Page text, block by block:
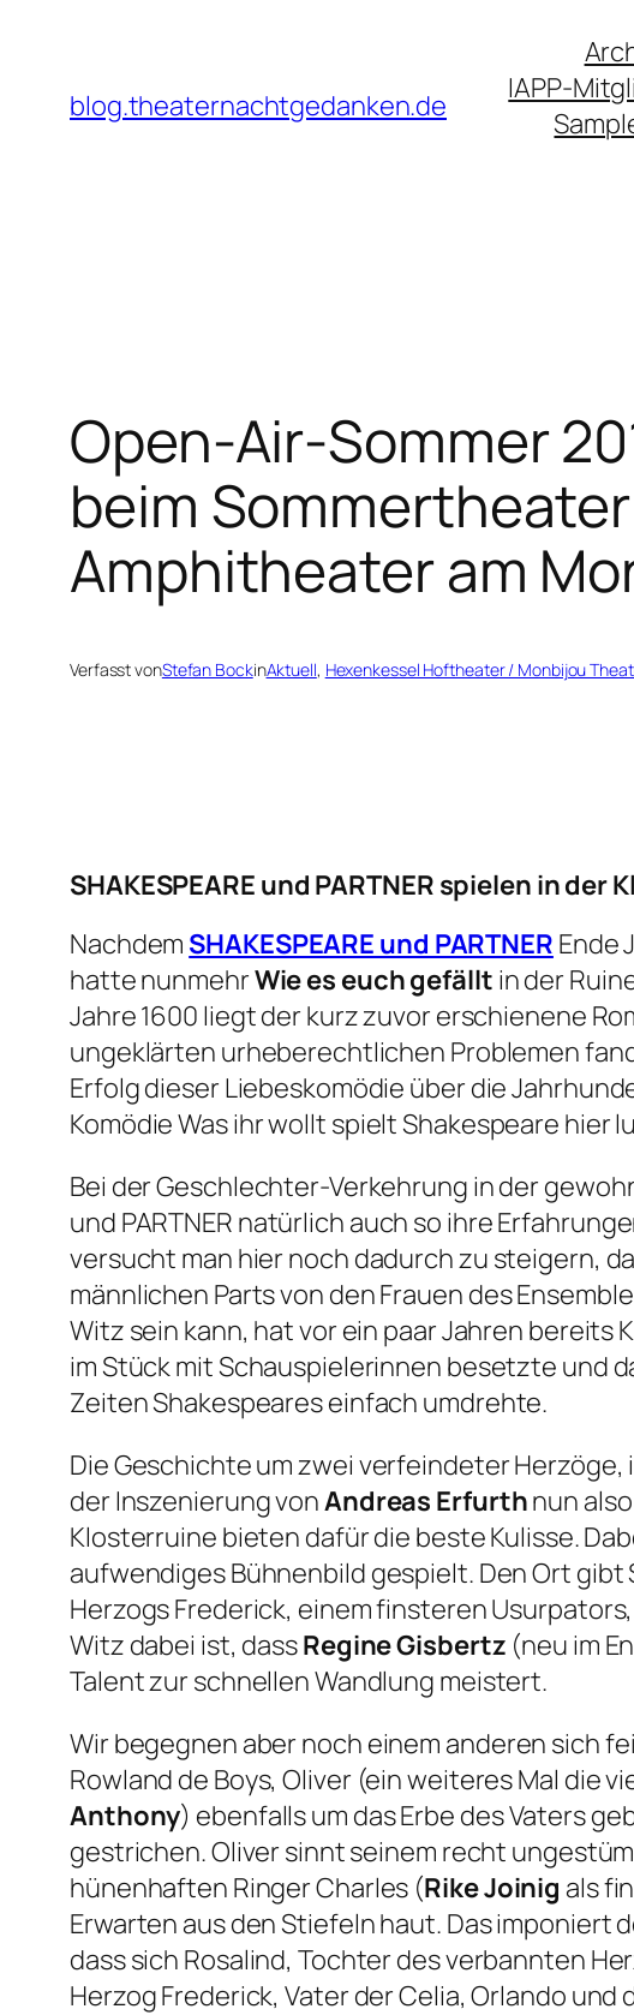
springenblog.theaternachtgedanken.de
IAPP-
Open-Air-Sommer
beim
Amphitheater am
Verfasst vonStefan BockinAktuell, Hexenkessel Hoftheater / Monbijou
SHAKESPEARE und PARTNER spielen in der
Nachdem SHAKESPEARE und PARTNER Ende
hatte nunmehrWie es euch gefällt in der
Jahre 1600 liegt der kurz zuvor erschienene
ungeklärten urheberechtlichen Problemen
Erfolg dieser Liebeskomödie über die
KomödieWas ihr wollt spielt Shakespeare hier
Bei der Geschlechter-Verkehrung in der
und PARTNER natürlich auch so ihre
versucht man hier noch dadurch zu steigern,
männlichen Parts von den Frauen des
Witz sein kann, hat vor ein paar Jahren bereits
im Stück mit Schauspielerinnen besetzte und
Zeiten Shakespeares einfach umdrehte.
Die Geschichte um zwei verfeindeter
der Inszenierung vonAndreas Erfurthnun
Klosterruine bieten dafür die beste Kulisse.
aufwendiges Bühnenbild gespielt. Den Ort
Herzogs Frederick, einem finsteren
Witz dabei ist, dassRegine Gisbertz (neu im
Talent zur schnellen Wandlung meistert.
Wir begegnen aber noch einem anderen sich
Rowland de Boys, Oliver (ein weiteres Mal die
Anthony) ebenfalls um das Erbe des Vaters
gestrichen. Oliver sinnt seinem recht
hünenhaften Ringer Charles (Rike Joinig als
Erwarten aus den Stiefeln haut. Das imponiert
dass sich Rosalind, Tochter des verbannten
Herzog Frederick, Vater der Celia, Orlando